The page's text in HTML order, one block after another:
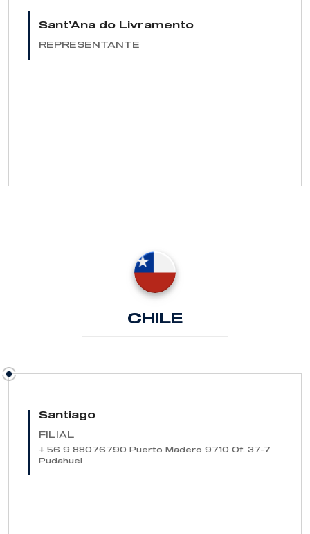
Sant’Ana do Livramento
REPRESENTANTE
CHILE
Santiago
FILIAL
+ 56 9 88076790 Puerto Madero 9710 Of. 37-7
Pudahuel